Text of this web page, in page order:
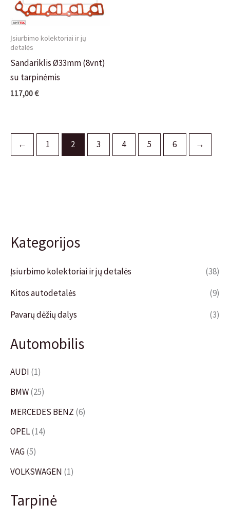
Kategorijos
Įsiurbimo kolektoriai ir jų detalės
(38)
Kitos autodetalės
(9)
Pavarų dėžių dalys
(3)
Automobilis
AUDI (1)
BMW(25)
MERCEDES BENZ (6)
OPEL(14)
VAG(5)
VOLKSWAGEN (1)
Tarpinė
Įsiurbimo kolektoriai ir jų
detalės
Sandariklis Ø33mm (8vnt)
su tarpinėmis
117,00€
← 1 2 3 4 5 6 →